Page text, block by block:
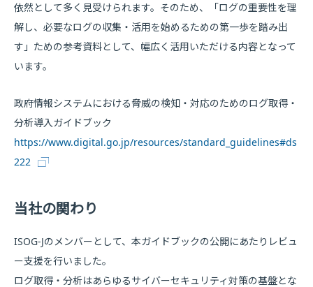
依然として多く見受けられます。そのため、「ログの重要性を理
解し、必要なログの収集・活用を始めるための第一歩を踏み出
す」ための参考資料として、幅広く活用いただける内容となって
います。
政府情報システムにおける脅威の検知・対応のためのログ取得・
分析導入ガイドブック
https://www.digital.go.jp/resources/standard_guidelines#ds
222
当社の関わり
ISOG-Jのメンバーとして、本ガイドブックの公開にあたりレビュ
ー支援を行いました。
ログ取得・分析はあらゆるサイバーセキュリティ対策の基盤とな